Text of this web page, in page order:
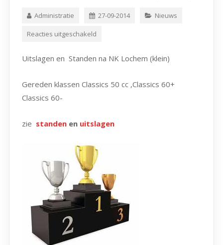
Administratie 27-09-2014 Nieuws
Reacties uitgeschakeld
Uitslagen en Standen na NK Lochem (klein)
Gereden klassen Classics 50 cc ,Classics 60+
Classics 60-
zie standenen uitslagen